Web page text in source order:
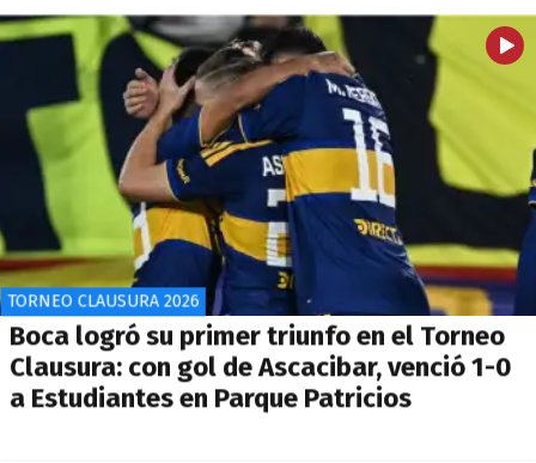
TORNEO CLAUSURA 2026
Boca logró su primer triunfo en el Torneo
Clausura: con gol de Ascacibar, venció 1-0
a Estudiantes en Parque Patricios